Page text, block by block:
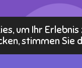
um Ihr
stimmen Sie
- 2026 MamaLea